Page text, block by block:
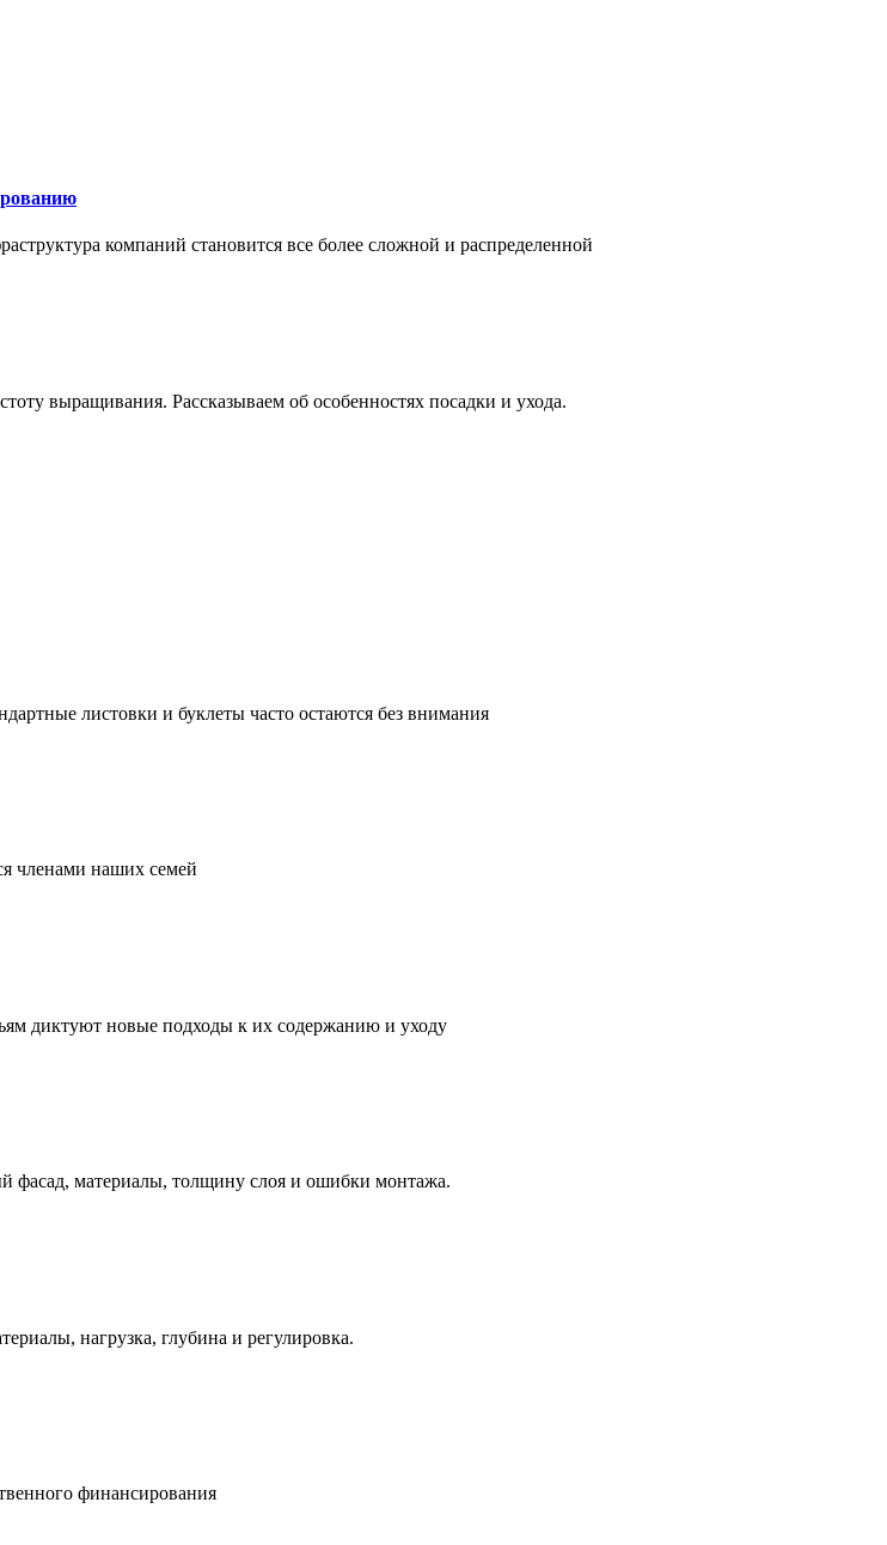
компаний становится все более сложной и распределенной
выращивания. Рассказываем об особенностях посадки и ухода.
листовки и буклеты часто остаются без внимания
членами наших семей
диктуют новые подходы к их содержанию и уходу
фасад, материалы, толщину слоя и ошибки монтажа.
нагрузка, глубина и регулировка.
финансирования